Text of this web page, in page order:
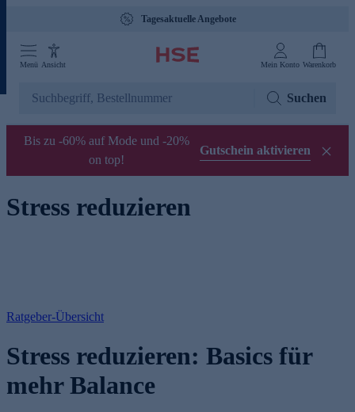
Tagesaktuelle Angebote
Menü Ansicht Mein Konto Warenkorb
Suchen
Bis zu -60% auf Mode und -20%
on top!
Gutschein aktivieren
Stress reduzieren
Ratgeber-Übersicht
Stress reduzieren: Basics für
mehr Balance